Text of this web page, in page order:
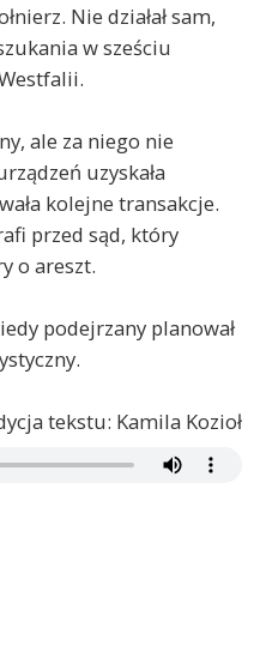
Nie działał sam,
w sześciu
ale za niego nie
uzyskała
kolejne transakcje.
przed sąd, który
o areszt.
podejrzany planował
tekstu: Kamila Kozioł